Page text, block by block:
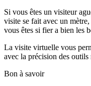
Si vous êtes un visiteur
visite se fait avec un
vous êtes si fier a bien les
La visite virtuelle vous
avec la précision des outils
Bon à savoir